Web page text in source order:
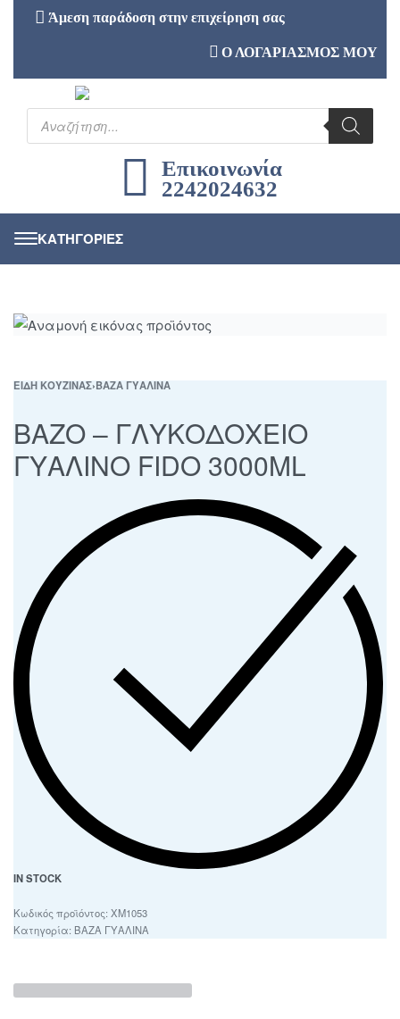
Άμεση παράδοση στην επιχείρηση σας
Ο ΛΟΓΑΡΙΑΣΜΟΣ ΜΟΥ
Επικοινωνία
2242024632
ΕΙΔΗ ΚΟΥΖΙΝΑΣ›ΒΑΖΑ ΓΥΑΛΙΝΑ
ΒΑΖΟ – ΓΛΥΚΟΔΟΧΕΙΟ
ΓΥΑΛΙΝΟ FIDO 3000ML
IN STOCK
ΧΜ1053
Κατηγορία: ΒΑΖΑ ΓΥΑΛΙΝΑ